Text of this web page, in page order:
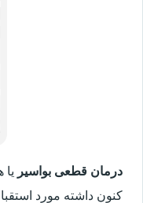
درمان قطعی بواسیر
کنون داشته مورد